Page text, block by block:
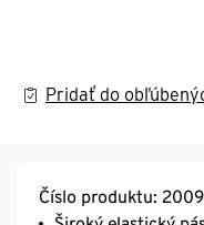
Pridať do
Číslo produktu: